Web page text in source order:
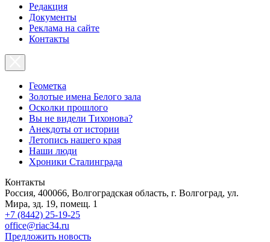
Редакция
Документы
Реклама на сайте
Контакты
Геометка
Золотые имена Белого зала
Осколки прошлого
Вы не видели Тихонова?
Анекдоты от истории
Летопись нашего края
Наши люди
Хроники Сталинграда
Контакты
Россия, 400066, Волгоградская область, г. Волгоград, ул.
Мира, зд. 19, помещ. 1
+7 (8442) 25-19-25
office@riac34.ru
Предложить новость